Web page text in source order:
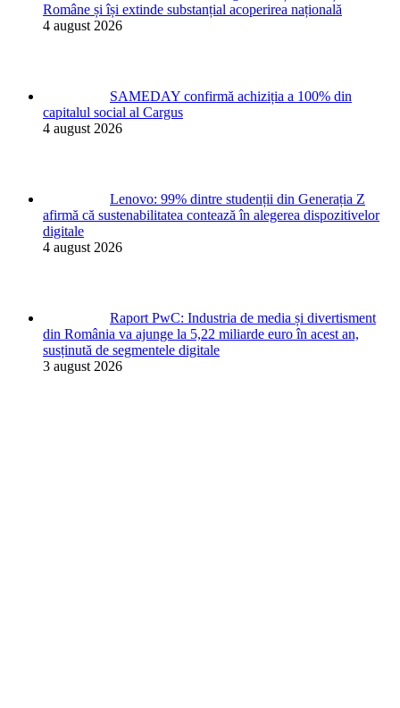
Române și își extinde substanțial acoperirea națională
4 august 2026
SAMEDAY confirmă achiziția a 100% din
capitalul social al Cargus
4 august 2026
Lenovo: 99% dintre studenții din Generația Z
afirmă că sustenabilitatea contează în alegerea dispozitivelor
digitale
4 august 2026
Raport PwC: Industria de media și divertisment
din România va ajunge la 5,22 miliarde euro în acest an,
susținută de segmentele digitale
3 august 2026